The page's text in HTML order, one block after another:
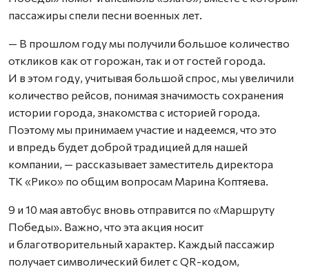
пассажиры спели песни военных лет.
— В прошлом году мы получили большое количество
откликов как от горожан, так и от гостей города.
И в этом году, учитывая большой спрос, мы увеличили
количество рейсов, понимая значимость сохранения
истории города, знакомства с историей города.
Поэтому мы принимаем участие и надеемся, что это
и впредь будет доброй традицией для нашей
компании, — рассказывает заместитель директора
ТК «Рико» по общим вопросам Марина Коптяева.
9 и 10 мая автобус вновь отправится по «Маршруту
Победы». Важно, что эта акция носит
и благотворительный характер. Каждый пассажир
получает символический билет с QR-кодом,